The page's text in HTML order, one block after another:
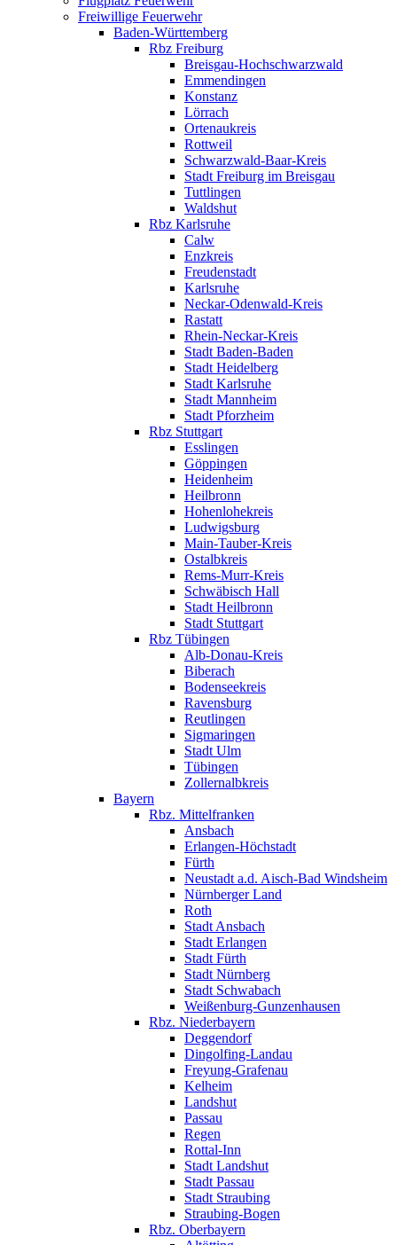
Freiwillige Feuerwehr
Baden-Württemberg
Rbz Freiburg
Breisgau-Hochschwarzwald
Emmendingen
Konstanz
Lörrach
Ortenaukreis
Rottweil
Schwarzwald-Baar-Kreis
Stadt Freiburg im Breisgau
Tuttlingen
Waldshut
Rbz Karlsruhe
Calw
Enzkreis
Freudenstadt
Karlsruhe
Neckar-Odenwald-Kreis
Rastatt
Rhein-Neckar-Kreis
Stadt Baden-Baden
Stadt Heidelberg
Stadt Karlsruhe
Stadt Mannheim
Stadt Pforzheim
Rbz Stuttgart
Esslingen
Göppingen
Heidenheim
Heilbronn
Hohenlohekreis
Ludwigsburg
Main-Tauber-Kreis
Ostalbkreis
Rems-Murr-Kreis
Schwäbisch Hall
Stadt Heilbronn
Stadt Stuttgart
Rbz Tübingen
Alb-Donau-Kreis
Biberach
Bodenseekreis
Ravensburg
Reutlingen
Sigmaringen
Stadt Ulm
Tübingen
Zollernalbkreis
Bayern
Rbz. Mittelfranken
Ansbach
Erlangen-Höchstadt
Fürth
Neustadt a.d. Aisch-Bad Windsheim
Nürnberger Land
Roth
Stadt Ansbach
Stadt Erlangen
Stadt Fürth
Stadt Nürnberg
Stadt Schwabach
Weißenburg-Gunzenhausen
Rbz. Niederbayern
Deggendorf
Dingolfing-Landau
Freyung-Grafenau
Kelheim
Landshut
Passau
Regen
Rottal-Inn
Stadt Landshut
Stadt Passau
Stadt Straubing
Straubing-Bogen
Rbz. Oberbayern